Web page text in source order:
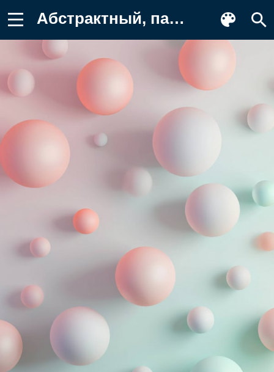
Абстрактный, пастель, 3D-рендеринг Картинка